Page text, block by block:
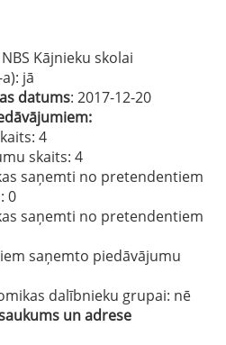
Kājnieku skolai
jā
datums: 2017-12-20
4
skaits: 4
saņemti no pretendentiem
: 0
saņemti no pretendentiem
saņemto piedāvājumu
dalībnieku grupai: nē
un adrese